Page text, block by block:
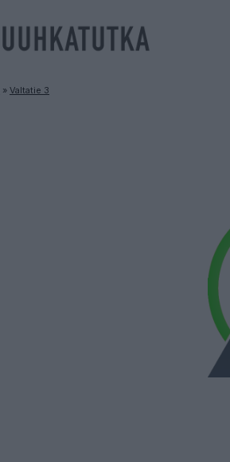
» Valtatie 3